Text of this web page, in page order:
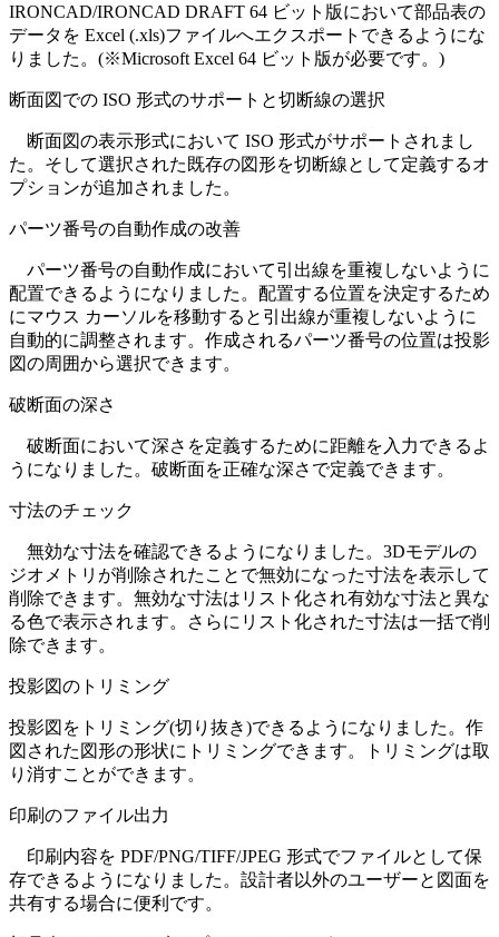
IRONCAD/IRONCAD DRAFT 64 ビット版において部品表の
データを Excel (.xls)ファイルへエクスポートできるようにな
りました。(※Microsoft Excel 64 ビット版が必要です。)
断面図での ISO 形式のサポートと切断線の選択
断面図の表示形式において ISO 形式がサポートされまし
た。そして選択された既存の図形を切断線として定義するオ
プションが追加されました。
パーツ番号の自動作成の改善
パーツ番号の自動作成において引出線を重複しないように
配置できるようになりました。配置する位置を決定するため
にマウス カーソルを移動すると引出線が重複しないように
自動的に調整されます。作成されるパーツ番号の位置は投影
図の周囲から選択できます。
破断面の深さ
破断面において深さを定義するために距離を入力できるよ
うになりました。破断面を正確な深さで定義できます。
寸法のチェック
無効な寸法を確認できるようになりました。3Dモデルの
ジオメトリが削除されたことで無効になった寸法を表示して
削除できます。無効な寸法はリスト化され有効な寸法と異な
る色で表示されます。さらにリスト化された寸法は一括で削
除できます。
投影図のトリミング
投影図をトリミング(切り抜き)できるようになりました。作
図された図形の形状にトリミングできます。トリミングは取
り消すことができます。
印刷のファイル出力
印刷内容を PDF/PNG/TIFF/JPEG 形式でファイルとして保
存できるようになりました。設計者以外のユーザーと図面を
共有する場合に便利です。